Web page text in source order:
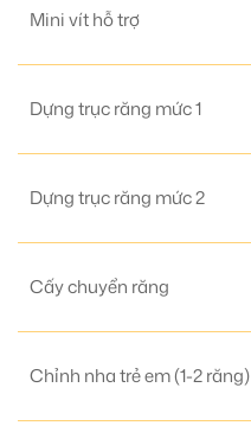
Mini vít hỗ trợ
Dựng trục răng mức 1
Dựng trục răng mức 2
Cấy chuyển răng
Chỉnh nha trẻ em (1-2 răng)